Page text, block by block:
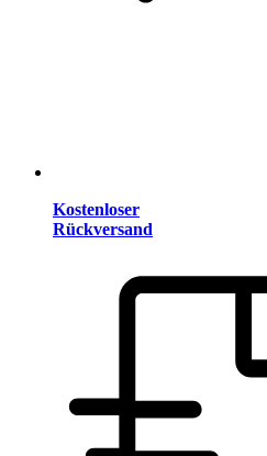
Kostenloser
Rückversand